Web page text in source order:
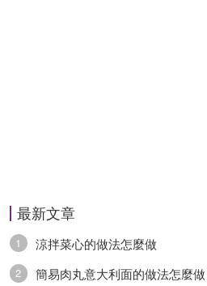
最新文章
1 涼拌菜心的做法怎麼做
2 簡易肉丸意大利面的做法怎麼做